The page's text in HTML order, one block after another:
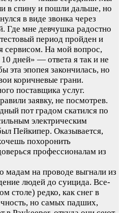
в спину и пошли дальше, но
в виде звонка через
Где мне девчушка радостно
период пройден и
сервисом. На мой вопрос,
дней» — ответа я так и не
эта эпопея закончилась, но
коричневые грани.
поставщика услуг.
заявку, не посмотрев.
пот градом скатился по
электрическим
Пейкипер. Оказывается,
похоронить
профессионалам из
мадам на проводе выгнали из
людей до суицида. Все-
столе) редко, как снег в
но самых падших,